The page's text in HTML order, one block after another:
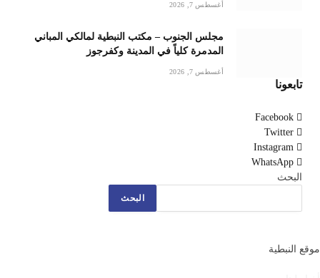
أغسطس 7, 2026
مجلس الجنوب – مكتب النبطية لمالكي المباني
المدمرة كلياً في المدينة وكفرجوز
أغسطس 7, 2026
تابعونا
Facebook
Twitter
Instagram
WhatsApp
البحث
البحث
موقع النبطية